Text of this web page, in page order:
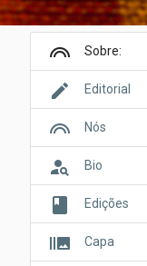
looks Sobre:
edit Editorial
looks Nós
person_search Bio
book Edições
burst_mode Capa